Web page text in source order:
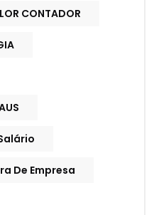
CONTADOR
De Empresa